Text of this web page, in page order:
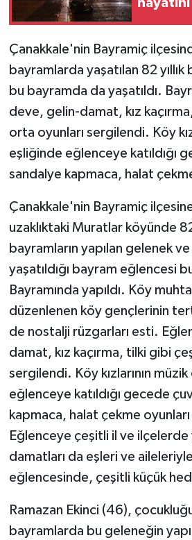
Çanakkale'nin Bayramiç
bayramlarda yaşatılan 82
bu bayramda da yaşatıldı.
deve, gelin-damat, kız
orta oyunları sergilendi. Köy
eşliğinde eğlenceye katıldığı
sandalye kapmaca, halat
Çanakkale'nin Bayramiç
uzaklıktaki Muratlar köyünde
bayramların yapılan gelenek
yaşatıldığı bayram eğlencesi
Bayramında yapıldı. Köy
düzenlenen köy gençlerinin
de nostalji rüzgarları esti.
damat, kız kaçırma, tilki gibi
sergilendi. Köy kızlarının
eğlenceye katıldığı gecede
kapmaca, halat çekme oyunları
Eğlenceye çeşitli il ve ilçelerde
damatları da eşleri ve
eğlencesinde, çeşitli küçük
Ramazan Ekinci (46),
bayramlarda bu geleneğin